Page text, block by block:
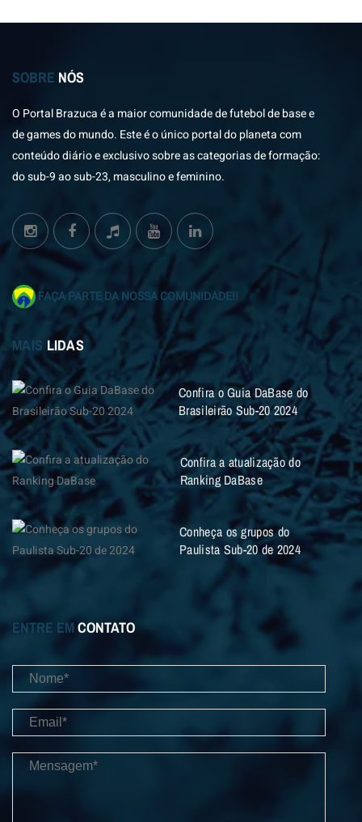
SOBRE NÓS
O Portal Brazuca é a maior comunidade de futebol de base e
de games do mundo. Este é o único portal do planeta com
conteúdo diário e exclusivo sobre as categorias de formação:
do sub-9 ao sub-23, masculino e feminino.
FAÇA PARTE DA NOSSA COMUNIDADE!!
MAIS LIDAS
Confira o Guia DaBase do
Brasileirão Sub-20 2024
Confira a atualização do
Ranking DaBase
Conheça os grupos do
Paulista Sub-20 de 2024
ENTRE EM CONTATO